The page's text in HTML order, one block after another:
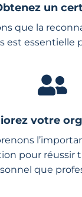
un
que la
est essentielle
votre
pour réussir
que